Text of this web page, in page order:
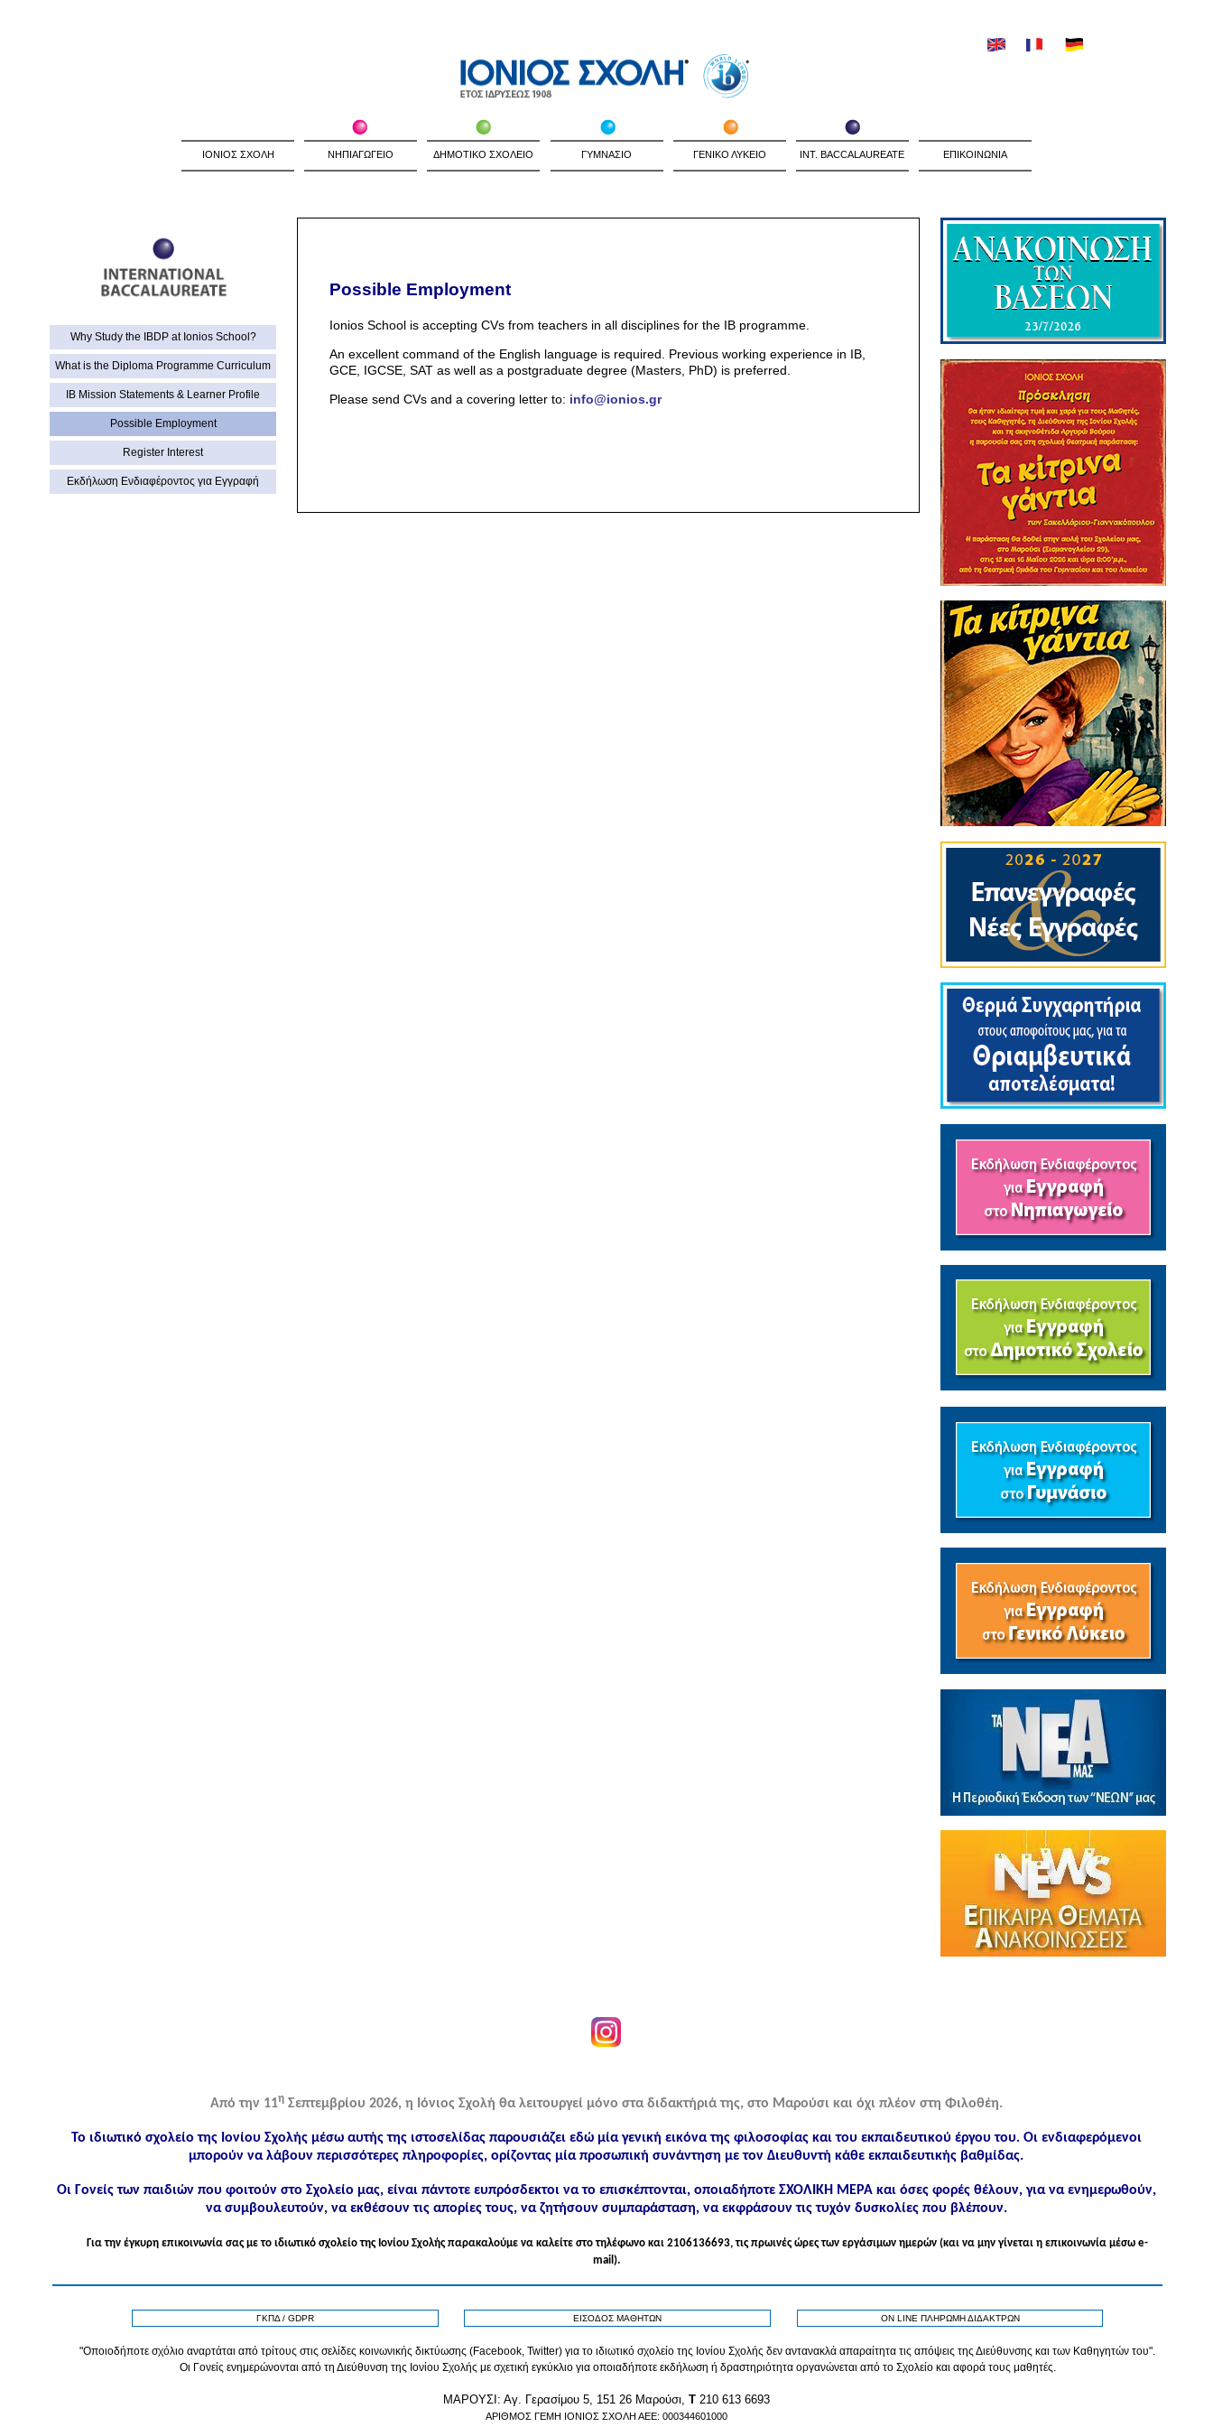
ΙΟΝΙΟΣ ΣΧΟΛΗ ΝΗΠΙΑΓΩΓΕΙΟ ΔΗΜΟΤΙΚΟ ΣΧΟΛΕΙΟ ΓΥΜΝΑΣΙΟ ΓΕΝΙΚΟ ΛΥΚΕΙΟ INT. BACCALAUREATE ΕΠΙΚΟΙΝΩΝΙΑ
Why Study the IBDP at Ionios School?
What is the Diploma Programme Curriculum
IB Mission Statements & Learner Profile
Possible Employment
Register Interest
Εκδήλωση Eνδιαφέροντος για Εγγραφή
Possible Employment
Ionios School is accepting CVs from teachers in all disciplines for the IB programme.
An excellent command of the English language is required. Previous working experience in ΙΒ,
GCE, IGCSE, SAT as well as a postgraduate degree (Masters, PhD) is preferred.
Please send CVs and a covering letter to: info@ionios.gr
Από την 11ηΣεπτεμβρίου 2026, η Ιόνιος Σχολή θα λειτουργεί μόνο στα διδακτήριά της, στο Μαρούσι και όχι πλέον στη Φιλοθέη.
Το ιδιωτικό σχολείο της Ιονίου Σχολής μέσω αυτής της ιστοσελίδας παρουσιάζει εδώ μία γενική εικόνα της φιλοσοφίας και του εκπαιδευτικού έργου του. Οι ενδιαφερόμενοι
μπορούν να λάβουν περισσότερες πληροφορίες, ορίζοντας μία προσωπική συνάντηση με τον Διευθυντή κάθε εκπαιδευτικής βαθμίδας.
Οι Γονείς των παιδιών που φοιτούν στο Σχολείο μας, είναι πάντοτε ευπρόσδεκτοι να το επισκέπτονται, οποιαδήποτε ΣΧΟΛΙΚΗ ΜΕΡΑ και όσες φορές θέλουν, για να ενημερωθούν,
να συμβουλευτούν, να εκθέσουν τις απορίες τους, να ζητήσουν συμπαράσταση, να εκφράσουν τις τυχόν δυσκολίες που βλέπουν.
Για την έγκυρη επικοινωνία σας με το ιδιωτικό σχολείο της Ιονίου Σχολής παρακαλούμε να καλείτε στo τηλέφωνo και 2106136693, τις πρωινές ώρες των εργάσιμων ημερών (και να μην γίνεται η επικοινωνία μέσω e-
mail).
ΓΚΠΔ / GDPR ΕΙΣΟΔΟΣ ΜΑΘΗΤΩΝ ON LINE ΠΛΗΡΩΜΗ ΔΙΔΑΚΤΡΩΝ
"Οποιοδήποτε σχόλιο αναρτάται από τρίτους στις σελίδες κοινωνικής δικτύωσης (Facebook, Twitter) για το ιδιωτικό σχολείο της Ιονίου Σχολής δεν αντανακλά απαραίτητα τις απόψεις της Διεύθυνσης και των Καθηγητών του".
Οι Γονείς ενημερώνονται από τη Διεύθυνση της Ιονίου Σχολής με σχετική εγκύκλιο για οποιαδήποτε εκδήλωση ή δραστηριότητα οργανώνεται από το Σχολείο και αφορά τους μαθητές.
MAPOYΣΙ: Αγ. Γερασίμου 5, 151 26 Μαρούσι, T210 613 6693
ΑΡΙΘΜΟΣ ΓΕΜΗ ΙΟΝΙΟΣ ΣΧΟΛΗ ΑΕΕ: 000344601000